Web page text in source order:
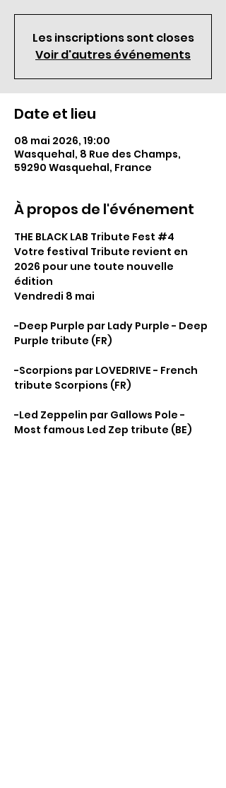
Les inscriptions sont closes
Voir d'autres événements
Date et lieu
08 mai 2026, 19:00
Wasquehal, 8 Rue des Champs,
59290 Wasquehal, France
À propos de l'événement
THE BLACK LAB Tribute Fest #4
Votre festival Tribute revient en
2026 pour une toute nouvelle
édition
Vendredi 8 mai
-Deep Purple par Lady Purple - Deep
Purple tribute (FR)
-Scorpions par LOVEDRIVE - French
tribute Scorpions (FR)
-Led Zeppelin par Gallows Pole -
Most famous Led Zep tribute (BE)